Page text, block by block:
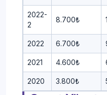
2022-
2
8.700₺
2022 6.700₺
2021 4.600₺
2020 3.800₺